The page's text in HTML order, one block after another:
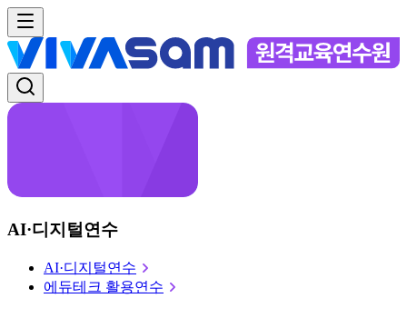
AI·디지털연수
AI·디지털연수
에듀테크 활용연수